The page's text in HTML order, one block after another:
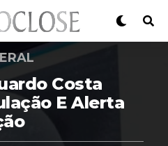
Costa
E Alerta